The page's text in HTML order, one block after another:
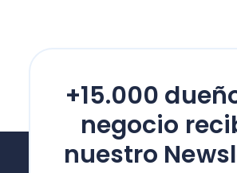
+15.000
negocio
nuestro